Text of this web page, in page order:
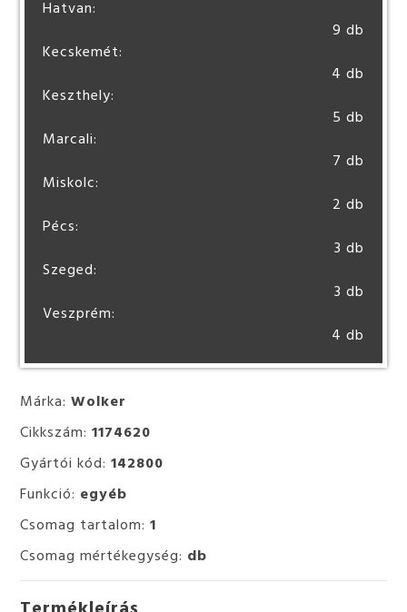
Márka:Wolker
Cikkszám:1174620
Gyártói kód:142800
Funkció: egyéb
Csomag tartalom:1
Csomag mértékegység: db
Hatvan:
9 db
Kecskemét:
4 db
Keszthely:
5 db
Marcali:
7 db
Miskolc:
2 db
Pécs:
3 db
Szeged:
3 db
Veszprém:
4 db